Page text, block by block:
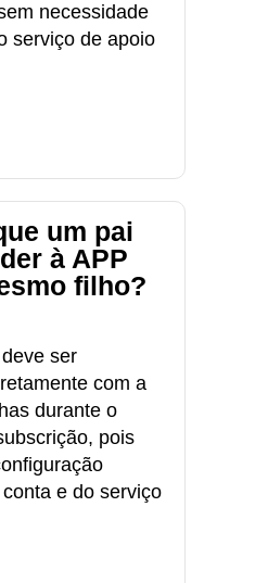
necessidade
serviço de apoio
um pai
à APP
filho?
ser
com a
durante o
pois
e do serviço